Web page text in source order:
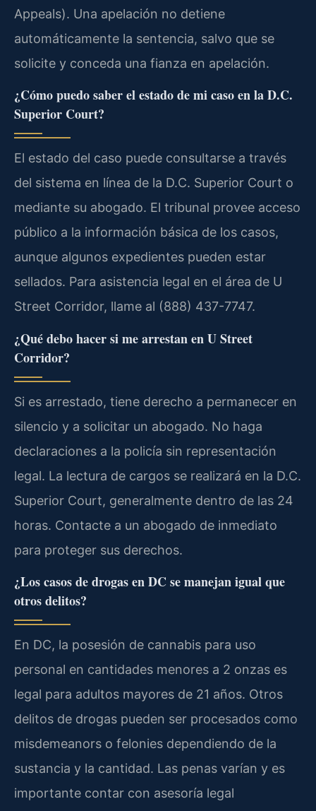
Appeals). Una apelación no detiene
automáticamente la sentencia, salvo que se
solicite y conceda una fianza en apelación.
¿Cómo puedo saber el estado de mi caso en la D.C.
Superior Court?
El estado del caso puede consultarse a través
del sistema en línea de la D.C. Superior Court o
mediante su abogado. El tribunal provee acceso
público a la información básica de los casos,
aunque algunos expedientes pueden estar
sellados. Para asistencia legal en el área de U
Street Corridor, llame al (888) 437-7747.
¿Qué debo hacer si me arrestan en U Street
Corridor?
Si es arrestado, tiene derecho a permanecer en
silencio y a solicitar un abogado. No haga
declaraciones a la policía sin representación
legal. La lectura de cargos se realizará en la D.C.
Superior Court, generalmente dentro de las 24
horas. Contacte a un abogado de inmediato
para proteger sus derechos.
¿Los casos de drogas en DC se manejan igual que
otros delitos?
En DC, la posesión de cannabis para uso
personal en cantidades menores a 2 onzas es
legal para adultos mayores de 21 años. Otros
delitos de drogas pueden ser procesados como
misdemeanors o felonies dependiendo de la
sustancia y la cantidad. Las penas varían y es
importante contar con asesoría legal